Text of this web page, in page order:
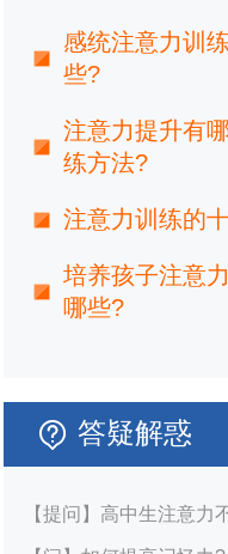
感统注意力训
些?
注意力提升有
练方法?
注意力训练的
培养孩子注意
哪些?
答疑解惑
【提问】高中生注意力